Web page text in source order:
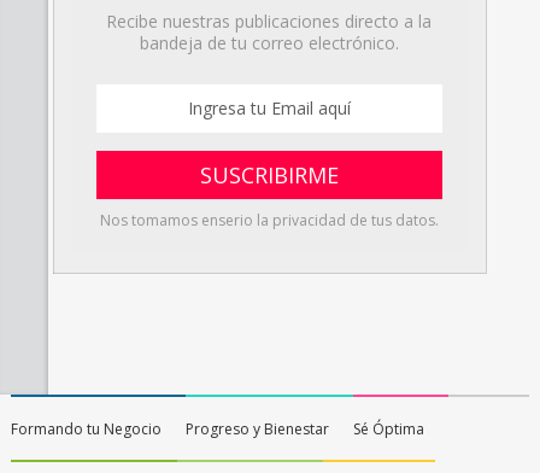
Recibe nuestras publicaciones directo a la
bandeja de tu correo electrónico.
Nos tomamos enserio la privacidad de tus datos.
Formando tu Negocio Progreso y Bienestar Sé Óptima